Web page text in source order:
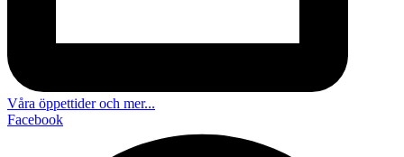
Våra öppettider och mer...
Facebook